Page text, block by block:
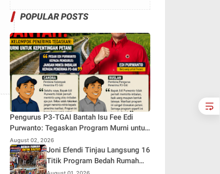
POPULAR POSTS
Pengurus P3-TGAI Bantah Isu Fee Edi
Purwanto: Tegaskan Program Murni untuk
Kepentingan Petani
August 02, 2026
Joni Efendi Tinjau Langsung 16
Titik Program Bedah Rumah
Aspirasi DPR RI Dr. H. Edi